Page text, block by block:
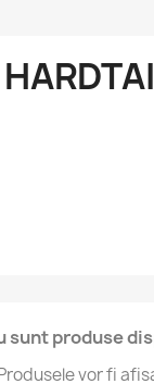
sunt produse
vor fi